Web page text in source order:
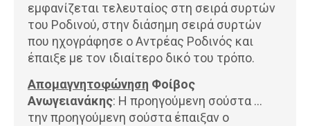
εμφανίζεται τελευταίος στη σειρά συρτών
του Ροδινού, στην διάσημη σειρά συρτών
που ηχογράφησε ο Αντρέας Ροδινός και
έπαιξε με τον ιδιαίτερο δικό του τρόπο.
Απομαγνητοφώνηση Φοίβος
Ανωγειανάκης: Η προηγούμενη σούστα …
την προηγούμενη σούστα έπαιξαν ο